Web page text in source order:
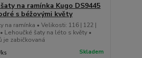
na ramínka Kugo DS9445
s béžovými květy
na ramínka • Velikosti: 116 | 122 |
Lehoučké šaty na léto s květy •
je zabičkovaná
ks Skladem